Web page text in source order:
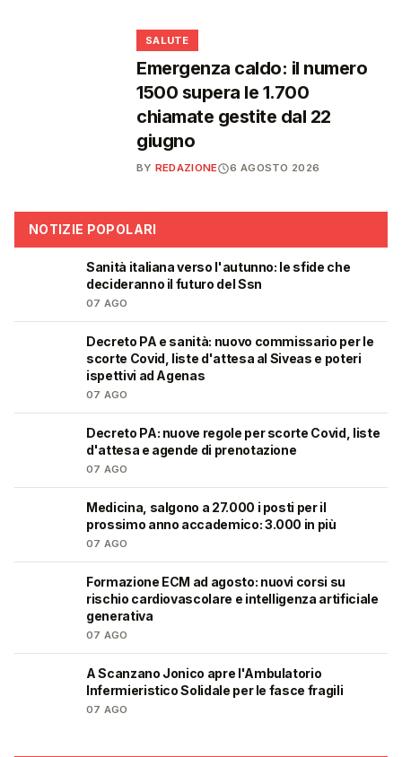
SALUTE
Emergenza caldo: il numero
1500 supera le 1.700
chiamate gestite dal 22
giugno
BY REDAZIONE 6 AGOSTO 2026
NOTIZIE POPOLARI
Sanità italiana verso l'autunno: le sfide che
decideranno il futuro del Ssn
07 AGO
Decreto PA e sanità: nuovo commissario per le
scorte Covid, liste d'attesa al Siveas e poteri
ispettivi ad Agenas
07 AGO
Decreto PA: nuove regole per scorte Covid, liste
d'attesa e agende di prenotazione
07 AGO
Medicina, salgono a 27.000 i posti per il
prossimo anno accademico: 3.000 in più
07 AGO
Formazione ECM ad agosto: nuovi corsi su
rischio cardiovascolare e intelligenza artificiale
generativa
07 AGO
A Scanzano Jonico apre l'Ambulatorio
Infermieristico Solidale per le fasce fragili
07 AGO